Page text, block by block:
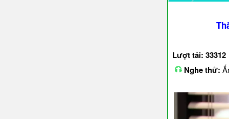
Lượt tải: 33312
Nghe thử: